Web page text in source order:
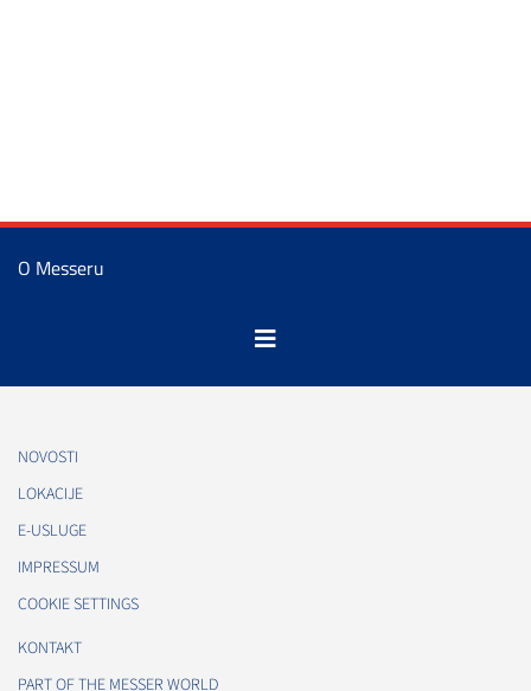
O Messeru
NOVOSTI
LOKACIJE
E-USLUGE
IMPRESSUM
COOKIE SETTINGS
KONTAKT
PART OF THE MESSER WORLD